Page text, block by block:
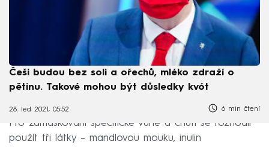
Češi budou bez soli a ořechů, mléko zdraží o
pětinu. Takové mohou být důsledky kvót
28. led 2021, 05:52 6 min čtení
Pro zamaskování specifické vůně a chuti se rozhodli
použít tři látky – mandlovou mouku, inulin